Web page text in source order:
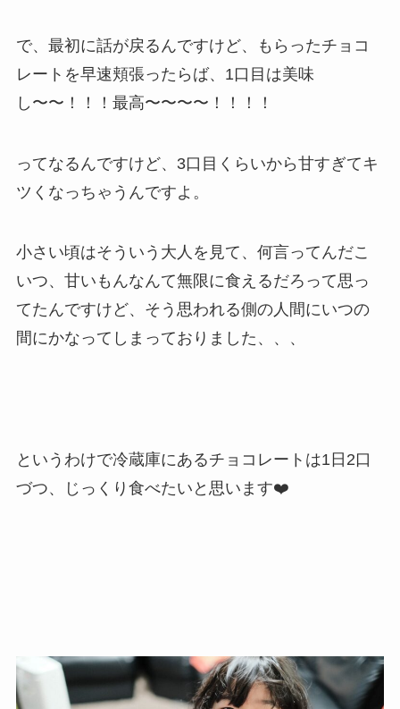
で、最初に話が戻るんですけど、もらったチョコ
レートを早速頬張ったらば、1口目は美味
し〜〜！！！最高〜〜〜〜！！！！
ってなるんですけど、3口目くらいから甘すぎてキ
ツくなっちゃうんですよ。
小さい頃はそういう大人を見て、何言ってんだこ
いつ、甘いもんなんて無限に食えるだろって思っ
てたんですけど、そう思われる側の人間にいつの
間にかなってしまっておりました、、、
というわけで冷蔵庫にあるチョコレートは1日2口
づつ、じっくり食べたいと思います❤️